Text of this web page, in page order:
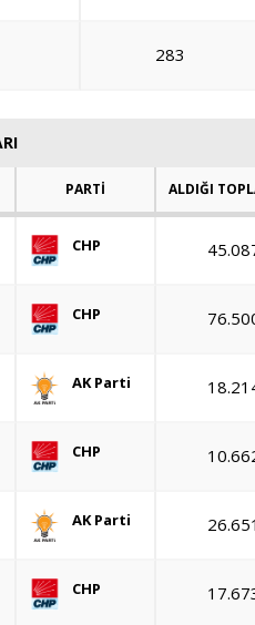
283
PARTİ ALDIĞI
CHP
CHP
AK Parti
CHP
AK Parti 26.651
CHP